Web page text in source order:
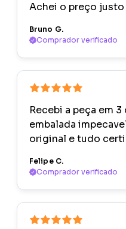
Achei o preço
Bruno G.
Comprador verificado
Recebi a peça em
embalada
original e tudo
Felipe C.
Comprador verificado